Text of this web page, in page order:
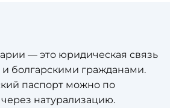
— это юридическая связь
болгарскими гражданами.
паспорт можно по
натурализацию.